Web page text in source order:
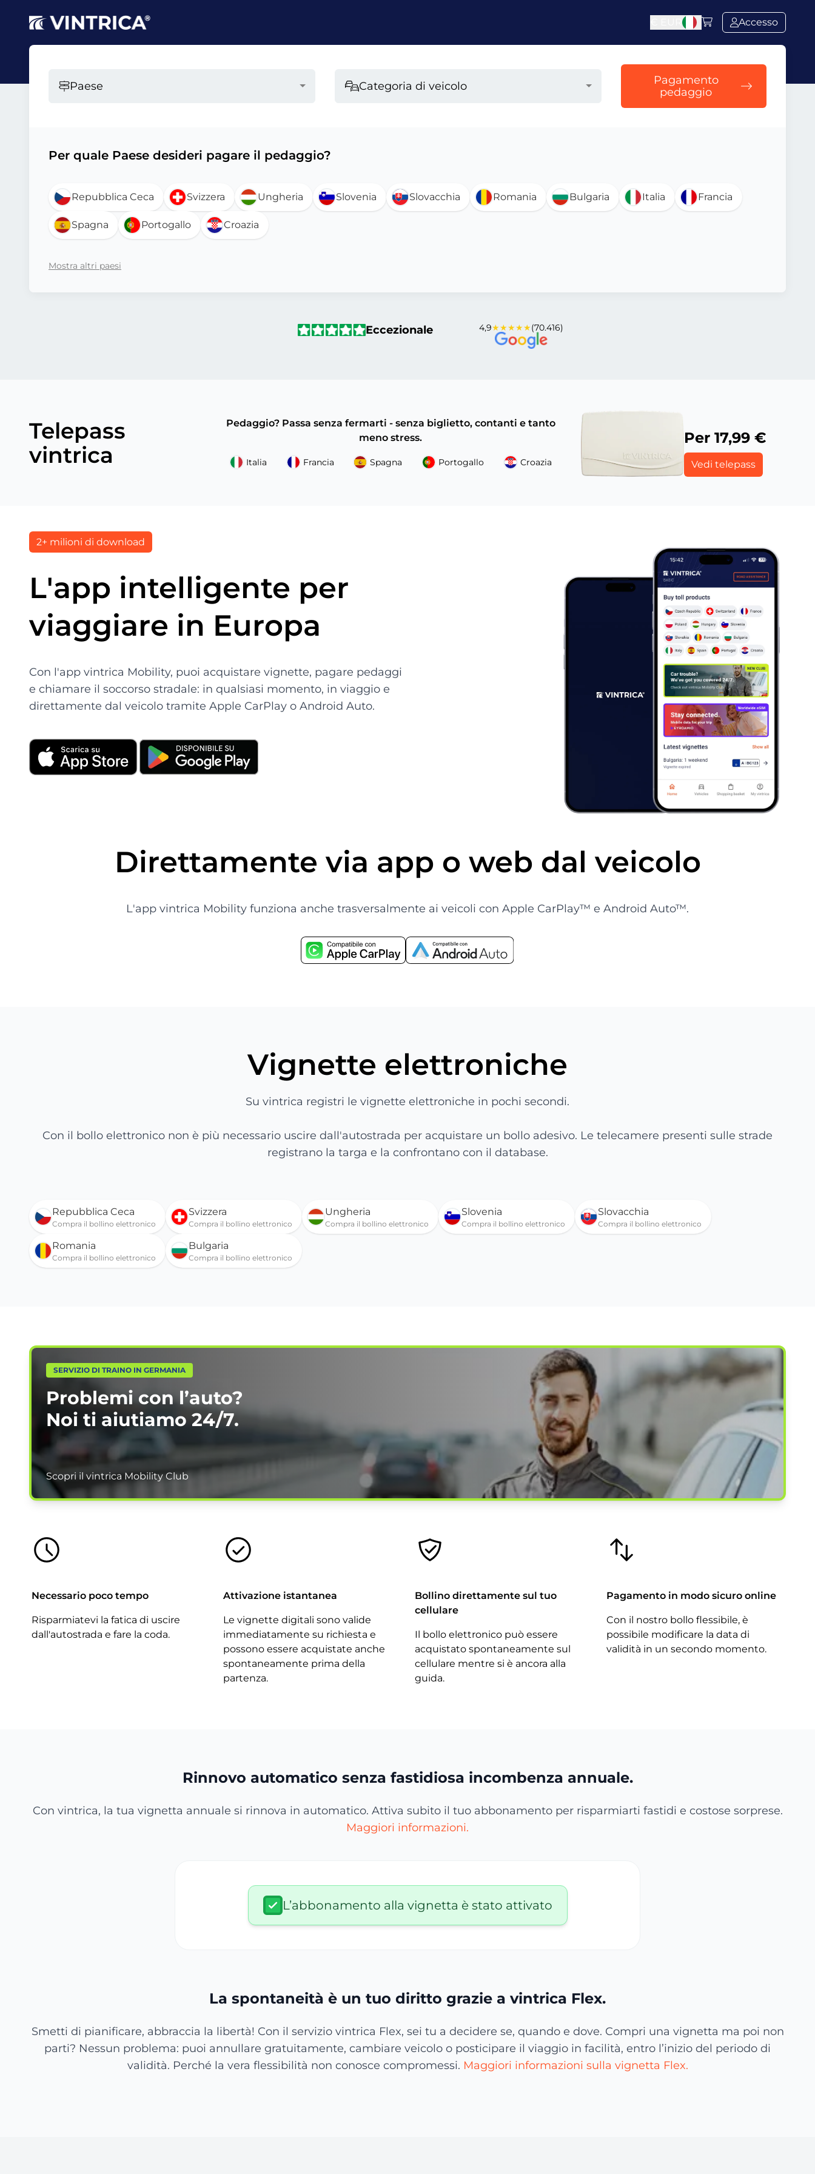
Accesso
Paese Categoria di veicolo
Pagamento
pedaggio
Per quale Paese desideri pagare il pedaggio?
Repubblica Ceca Svizzera Ungheria Slovenia Slovacchia Romania Bulgaria Italia Francia
Spagna Portogallo Croazia
Mostra altri paesi
Eccezionale 4,9★★★★★(70.416)
Telepass
vintrica
Pedaggio? Passa senza fermarti - senza biglietto, contanti e tanto
meno stress.
Italia Francia Spagna Portogallo Croazia
Per 17,99 €
Vedi telepass
2+ milioni di download
L'app intelligente per
viaggiare in Europa
Con l'app vintrica Mobility, puoi acquistare vignette, pagare pedaggi
e chiamare il soccorso stradale: in qualsiasi momento, in viaggio e
direttamente dal veicolo tramite Apple CarPlay o Android Auto.
Direttamente via app o web dal veicolo
L'app vintrica Mobility funziona anche trasversalmente ai veicoli con Apple CarPlay™ e Android Auto™.
Vignette elettroniche
Su vintrica registri le vignette elettroniche in pochi secondi.
Con il bollo elettronico non è più necessario uscire dall'autostrada per acquistare un bollo adesivo. Le telecamere presenti sulle strade
registrano la targa e la confrontano con il database.
Repubblica Ceca
Compra il bollino elettronico
Svizzera
Compra il bollino elettronico
Ungheria
Compra il bollino elettronico
Slovenia
Compra il bollino elettronico
Slovacchia
Compra il bollino elettronico
Romania
Compra il bollino elettronico
Bulgaria
Compra il bollino elettronico
SERVIZIO DI TRAINO IN GERMANIA
Problemi con l’auto?
Noi ti aiutiamo24/7.
Scopri il vintrica Mobility Club
Necessario poco tempo
Risparmiatevi la fatica di uscire
dall'autostrada e fare la coda.
Attivazione istantanea
Le vignette digitali sono valide
immediatamente su richiesta e
possono essere acquistate anche
spontaneamente prima della
partenza.
Bollino direttamente sul tuo
cellulare
Il bollo elettronico può essere
acquistato spontaneamente sul
cellulare mentre si è ancora alla
guida.
Pagamento in modo sicuro online
Con il nostro bollo flessibile, è
possibile modificare la data di
validità in un secondo momento.
Rinnovo automatico senza fastidiosa incombenza annuale.
Con vintrica, la tua vignetta annuale si rinnova in automatico. Attiva subito il tuo abbonamento per risparmiarti fastidi e costose sorprese.
Maggiori informazioni.
L’abbonamento alla vignetta è stato attivato
La spontaneità è un tuo diritto grazie a vintrica Flex.
Smetti di pianificare, abbraccia la libertà! Con il servizio vintrica Flex, sei tu a decidere se, quando e dove. Compri una vignetta ma poi non
parti? Nessun problema: puoi annullare gratuitamente, cambiare veicolo o posticipare il viaggio in facilità, entro l’inizio del periodo di
validità. Perché la vera flessibilità non conosce compromessi. Maggiori informazioni sulla vignetta Flex.